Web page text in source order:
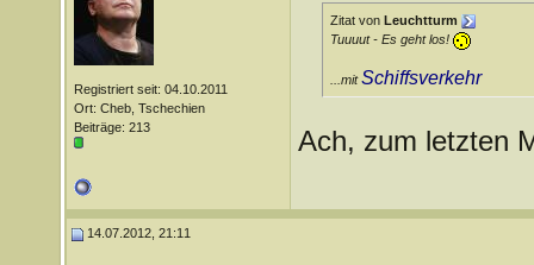
Registriert seit: 04.10.2011
Ort: Cheb, Tschechien
Beiträge: 213
Zitat von Leuchtturm
Tuuuut - Es geht los!
...mitSchiffsverkehr
Ach, zum letzten
14.07.2012, 21:11